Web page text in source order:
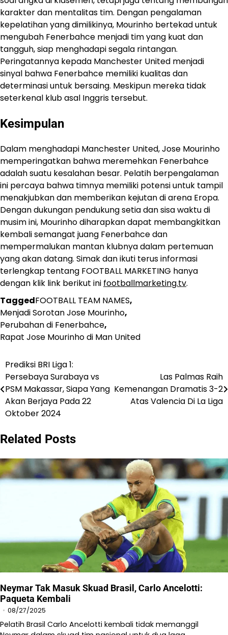
karakter dan mentalitas tim. Dengan pengalaman
kepelatihan yang dimilikinya, Mourinho bertekad untuk
mengubah Fenerbahce menjadi tim yang kuat dan
tangguh, siap menghadapi segala rintangan. ​
Peringatannya kepada Manchester United menjadi
sinyal bahwa Fenerbahce memiliki kualitas dan
determinasi untuk bersaing. Meskipun mereka tidak
seterkenal klub asal Inggris tersebut.​
Kesimpulan
​Dalam menghadapi Manchester United, Jose Mourinho
memperingatkan bahwa meremehkan Fenerbahce
adalah suatu kesalahan besar.​ Pelatih berpengalaman
ini percaya bahwa timnya memiliki potensi untuk tampil
menakjubkan dan memberikan kejutan di arena Eropa.
Dengan dukungan pendukung setia dan sisa waktu di
musim ini, Mourinho diharapkan dapat membangkitkan
kembali semangat juang Fenerbahce dan
mempermalukan mantan klubnya dalam pertemuan
yang akan datang. Simak dan ikuti terus informasi
terlengkap tentang FOOTBALL MARKETING hanya
dengan klik link berikut ini footballmarketing.tv.
TaggedFOOTBALL TEAM NAMES,
Menjadi Sorotan Jose Mourinho,
Perubahan di Fenerbahce,
Rapat Jose Mourinho di Man United
Post
navigation
Prediksi BRI Liga 1:
Persebaya Surabaya vs
PSM Makassar, Siapa Yang
Akan Berjaya Pada 22
Oktober 2024
Las Palmas Raih
Kemenangan Dramatis 3-2
Atas Valencia Di La Liga
Related Posts
Neymar Tak Masuk Skuad Brasil, Carlo Ancelotti:
Paqueta Kembali
08/27/2025
Pelatih Brasil Carlo Ancelotti kembali tidak memanggil